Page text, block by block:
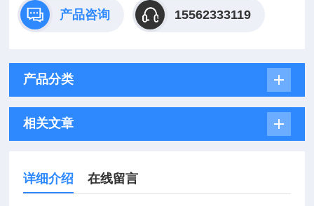
产品咨询 15562333119
产品分类
相关文章
详细介绍 在线留言